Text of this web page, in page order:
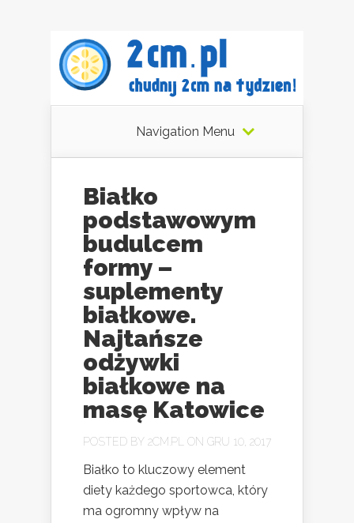
Navigation Menu
Białko
podstawowym
budulcem
formy –
suplementy
białkowe.
Najtańsze
odżywki
białkowe na
masę Katowice
POSTED BY 2CM.PL ON GRU 10, 2017
Białko to kluczowy element
diety każdego sportowca, który
ma ogromny wpływ na